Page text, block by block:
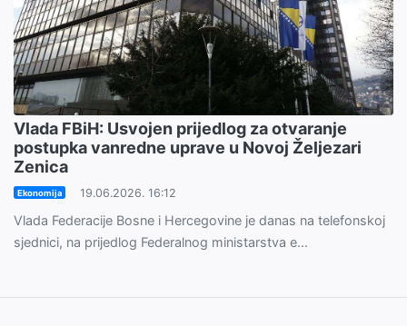
Vlada FBiH: Usvojen prijedlog za otvaranje
postupka vanredne uprave u Novoj Željezari
Zenica
Ekonomija 19.06.2026. 16:12
Vlada Federacije Bosne i Hercegovine je danas na telefonskoj
sjednici, na prijedlog Federalnog ministarstva e...